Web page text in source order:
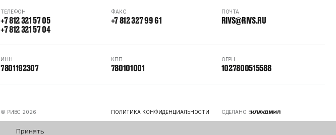
ТЕЛЕФОН
+7 812 321 57 05
+7 812 321 57 04
ФАКС
+7 812 327 99 61
ПОЧТА
RIVS@RIVS.RU
ИНН
7801192307
КПП
780101001
ОГРН
1027800515588
© РИВС 2026 ПОЛИТИКА КОНФИДЕНЦИАЛЬНОСТИ СДЕЛАНО В
Принять